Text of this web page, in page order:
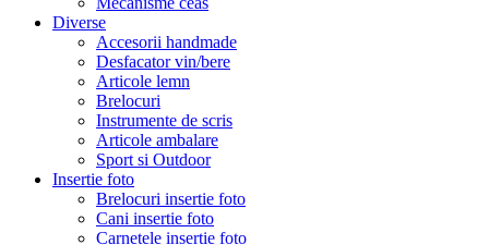
Diverse
Accesorii handmade
Desfacator vin/bere
Articole lemn
Brelocuri
Instrumente de scris
Articole ambalare
Sport si Outdoor
Insertie foto
Brelocuri insertie foto
Cani insertie foto
Carnetele insertie foto